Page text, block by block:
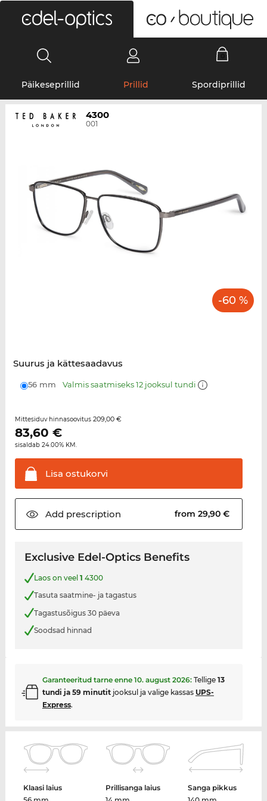
Päikeseprillid Prillid Spordiprillid
4300
001
-60 %
Suurus ja kättesaadavus
56 mm Valmis saatmiseks 12 jooksul tundi
Mittesiduv hinnasoovitus 209,00 €
83,60 €
sisaldab 24.00% KM.
Lisa ostukorvi
Add prescription from 29,90 €
Exclusive Edel-Optics Benefits
Laos on veel 1 4300
Tasuta saatmine- ja tagastus
Tagastusõigus 30 päeva
Soodsad hinnad
Garanteeritud tarne enne 10. august 2026: Tellige 13
tundi ja 59 minutitjooksul ja valige kassas UPS-
Express.
Klaasi laius
Prillisanga laius
Sanga pikkus